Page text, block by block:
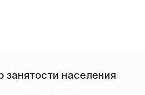
занятости населения